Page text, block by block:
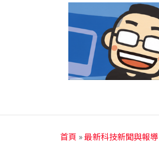
首頁 »最新科技新聞與報導